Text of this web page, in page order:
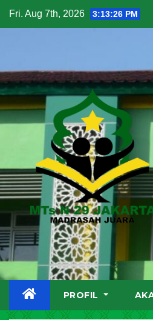
Fri. Aug 7th, 2026 3:13:28 PM
PROFIL